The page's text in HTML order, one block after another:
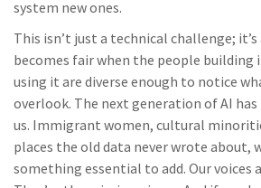
system new ones.
This isn’t just a technical challenge; it’s
becomes fair when the people building
using it are diverse enough to notice
overlook. The next generation of AI
us. Immigrant women, cultural
places the old data never wrote about,
something essential to add. Our voices